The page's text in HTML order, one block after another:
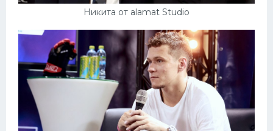
Никита от alamat Studio